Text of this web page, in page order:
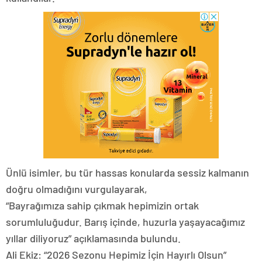
Ünlü isimler, bu tür hassas konularda sessiz kalmanın
doğru olmadığını vurgulayarak,
“Bayrağımıza sahip çıkmak hepimizin ortak
sorumluluğudur. Barış içinde, huzurla yaşayacağımız
yıllar diliyoruz” açıklamasında bulundu.
Ali Ekiz: “2026 Sezonu Hepimiz İçin Hayırlı Olsun”